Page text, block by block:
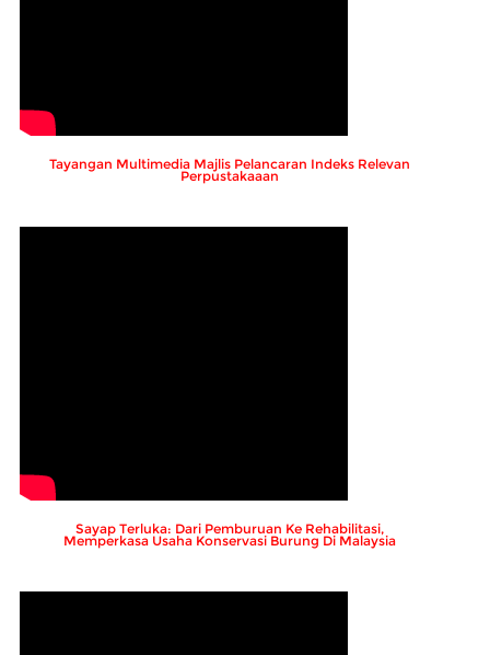
Tayangan Multimedia Majlis Pelancaran Indeks Relevan
Perpustakaaan
Sayap Terluka: Dari Pemburuan Ke Rehabilitasi,
Memperkasa Usaha Konservasi Burung Di Malaysia